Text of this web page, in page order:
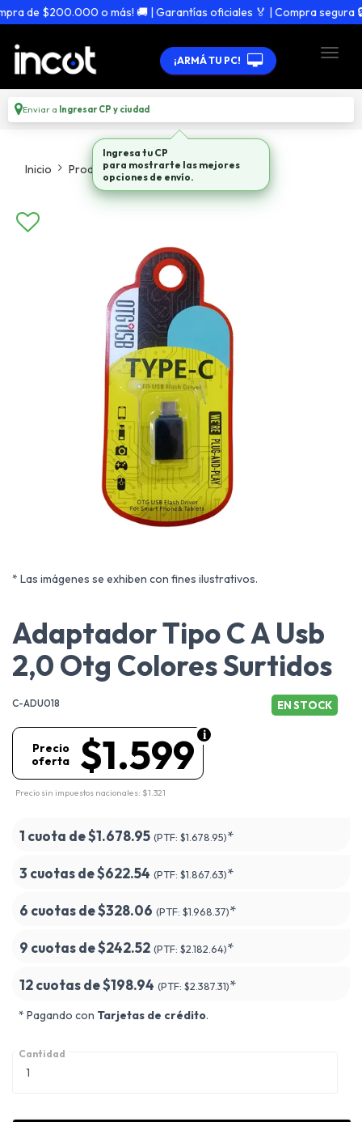
de $200.000 o más! 🚚 | Garantías oficiales 🏅 | Compra segura 🔒
¡ARMÁ TU PC!
Enviar a Ingresar CP y ciudad
Inicio Productos Adaptadores Hubs
* Las imágenes se exhiben con fines ilustrativos.
Adaptador Tipo C A Usb
2,0 Otg Colores Surtidos
C-ADU018 EN STOCK
$1.599
Precio
oferta
Precio sin impuestos nacionales: $1.321
1 cuota de$1.678.95 (PTF: $1.678.95)*
3 cuotas de$622.54 (PTF: $1.867.63)*
6 cuotas de$328.06 (PTF: $1.968.37)*
9 cuotas de$242.52 (PTF: $2.182.64)*
12 cuotas de$198.94 (PTF: $2.387.31)*
* Pagando con Tarjetas de crédito.
Cantidad
Ingresa tu CP
para mostrarte las mejores
opciones de envío.